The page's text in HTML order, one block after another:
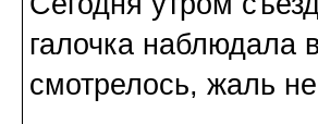
галочка наблюдала
смотрелось, жаль